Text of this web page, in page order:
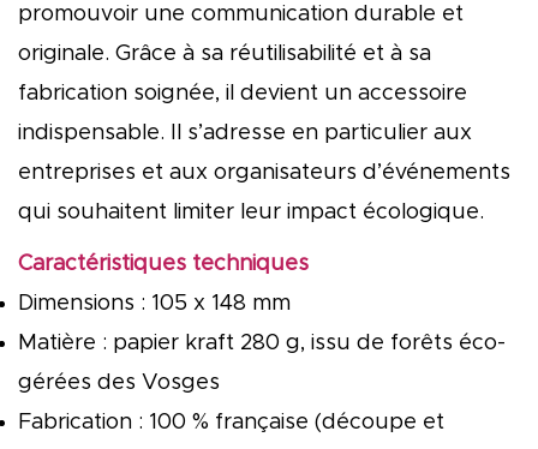
promouvoir une communication durable et
originale. Grâce à sa réutilisabilité et à sa
fabrication soignée, il devient un accessoire
indispensable. Il s’adresse en particulier aux
entreprises et aux organisateurs d’événements
qui souhaitent limiter leur impact écologique.
Caractéristiques techniques
Dimensions : 105 x 148 mm
Matière : papier kraft 280 g, issu de forêts éco-
gérées des Vosges
Fabrication : 100 % française (découpe et